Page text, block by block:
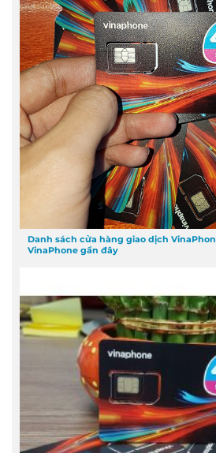
Danh sách cửa hàng giao dịch
VinaPhone gần đây